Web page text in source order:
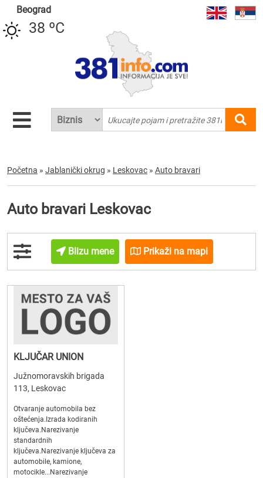
Beograd
38 ºC
Početna » Jablanički okrug » Leskovac » Auto bravari
Auto bravari Leskovac
Blizu mene Prikaži na mapi
KLJUČAR UNION
Južnomoravskih brigada
113, Leskovac
Otvaranje automobila bez
oštećenja.Izrada kodiranih
ključeva.Narezivanje
standardnih
ključeva.Narezivanje ključeva za
automobile, kamione,
motocikle...Narezivanje